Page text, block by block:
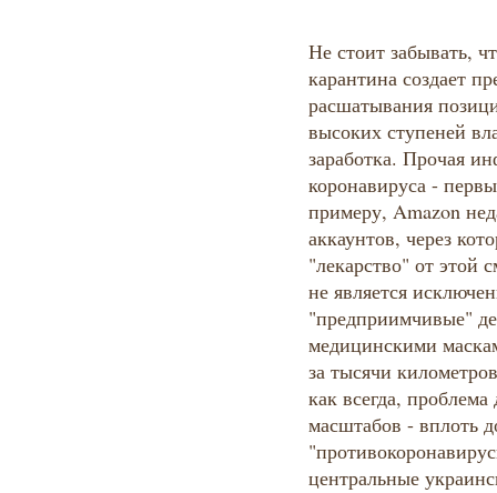
Не стоит забывать,
карантина создает
расшатывания
высоких ступеней
заработка. Прочая
коронавируса -
примеру, Amazon
аккаунтов, через
"лекарство" от этой
не является
"предприимчивые"
медицинскими
за тысячи
как всегда,
масштабов - вплоть
центральные